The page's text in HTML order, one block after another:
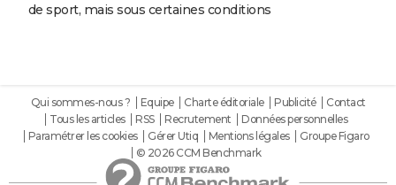
de sport, mais sous certaines conditions
Qui sommes-nous ? Equipe Charte éditoriale Publicité
Contact
Tous les articles
RSS Recrutement
Données personnelles
Paramétrer les cookies
Gérer Utiq Mentions légales
Groupe Figaro
© 2026 CCM Benchmark